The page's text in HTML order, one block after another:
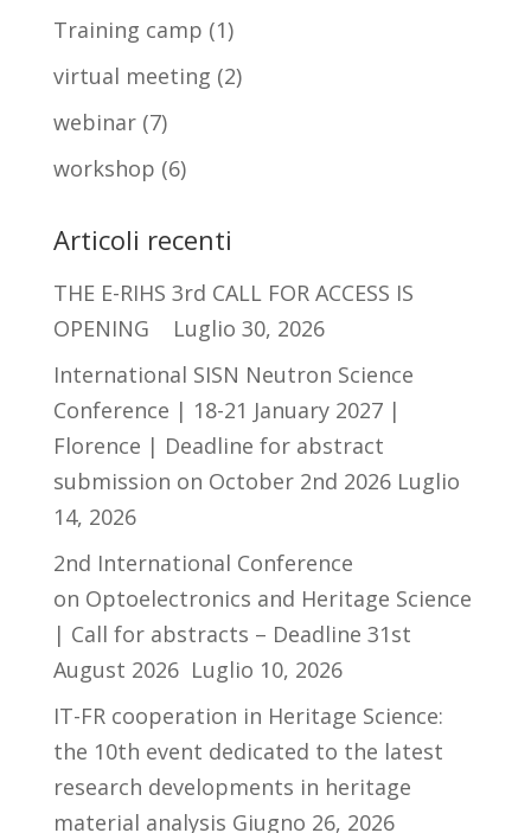
Training camp (1)
virtual meeting (2)
webinar(7)
workshop (6)
Articoli recenti
THE E-RIHS 3rd CALL FOR ACCESS IS
OPENING
Luglio 30, 2026
International SISN Neutron Science
Conference | 18-21 January 2027 |
Florence | Deadline for abstract
submission on October 2nd 2026 Luglio
14, 2026
2nd International Conference
on Optoelectronics and Heritage Science
| Call for abstracts – Deadline 31st
August 2026 Luglio 10, 2026
IT-FR cooperation in Heritage Science:
the 10th event dedicated to the latest
research developments in heritage
material analysis Giugno 26, 2026